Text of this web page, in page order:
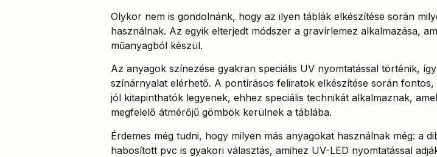
Olykor nem is gondolnánk, hogy az ilyen táblák elkészítése során
használnak. Az egyik elterjedt módszer a gravírlemez alkalmazása,
műanyagból készül.
Az anyagok színezése gyakran speciális UV nyomtatással történik,
színárnyalat elérhető. A pontírásos feliratok elkészítése során fontos,
jól kitapinthatók legyenek, ehhez speciális technikát alkalmaznak,
megfelelő átmérőjű gömbök kerülnek a táblába.
Érdemes még tudni, hogy milyen más anyagokat használnak még: a
habosított pvc is gyakori választás, amihez UV-LED nyomtatással